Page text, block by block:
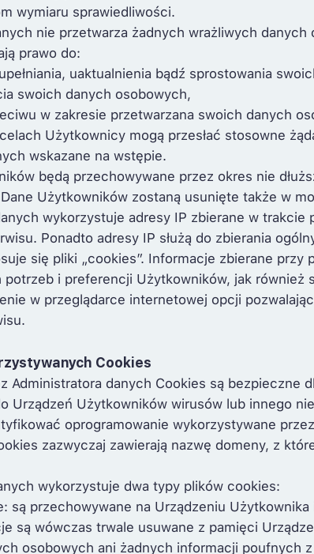
wymiaru sprawiedliwości.
nie przetwarza żadnych wrażliwych
prawo do:
uaktualnienia bądź sprostowania
swoich danych osobowych,
w zakresie przetwarzana swoich danych
Użytkownicy mogą przesłać stosowne
wskazane na wstępie.
będą przechowywane przez okres nie
Użytkowników zostaną usunięte także w
wykorzystuje adresy IP zbierane w
Ponadto adresy IP służą do zbierania
się pliki „cookies”. Informacje zbierane
potrzeb i preferencji Użytkowników, jak
w przeglądarce internetowej opcji
Cookies
Administratora danych Cookies są
Urządzeń Użytkowników wirusów lub innego
oprogramowanie wykorzystywane
zazwyczaj zawierają nazwę domeny, z
wykorzystuje dwa typy plików cookies:
są przechowywane na Urządzeniu
są wówczas trwale usuwane z pamięci
osobowych ani żadnych informacji poufnych